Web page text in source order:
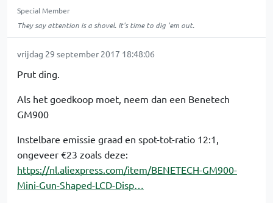
Special Member
They say attention is a shovel. It's time to dig 'em out.
vrijdag 29 september 2017 18:48:06
Prut ding.
Als het goedkoop moet, neem dan een Benetech
GM900
Instelbare emissie graad en spot-tot-ratio 12:1,
ongeveer €23 zoals deze:
https://nl.aliexpress.com/item/BENETECH-GM900-
Mini-Gun-Shaped-LCD-Disp…